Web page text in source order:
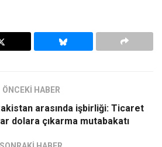
ÖNCEKİ HABER
arasında işbirliği: Ticaret
dolara çıkarma mutabakatı